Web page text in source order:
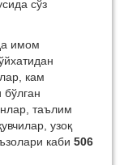
сўз
имом
кам
таълим
узоқ
каби 506